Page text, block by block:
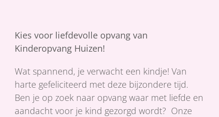
Kies voor liefdevolle opvang van
Kinderopvang Huizen!
Wat spannend, je verwacht een kindje! Van
harte gefeliciteerd met deze bijzondere tijd.
Ben je op zoek naar opvang waar met liefde en
aandacht voor je kind gezorgd wordt? Onze